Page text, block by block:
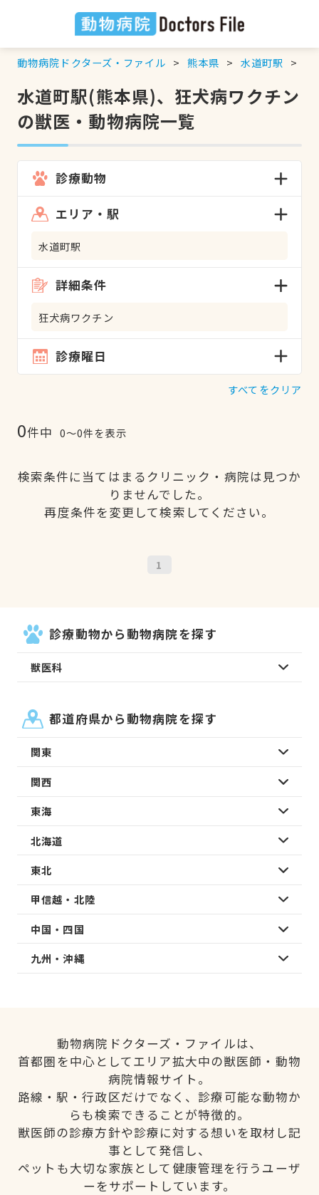
動物病院ドクターズ・ファイル 熊本県 水道町駅
水道町駅(熊本県)、狂犬病ワクチン
の獣医・動物病院一覧
診療動物
エリア・駅
水道町駅
詳細条件
狂犬病ワクチン
診療曜日
すべてをクリア
0件中 0〜0件を表示
検索条件に当てはまるクリニック・病院は見つか
りませんでした。
再度条件を変更して検索してください。
1
診療動物から動物病院を探す
獣医科
都道府県から動物病院を探す
関東
関西
東海
北海道
東北
甲信越・北陸
中国・四国
九州・沖縄
動物病院ドクターズ・ファイルは、
首都圏を中心としてエリア拡大中の獣医師・動物
病院情報サイト。
路線・駅・行政区だけでなく、診療可能な動物か
らも検索できることが特徴的。
獣医師の診療方針や診療に対する想いを取材し記
事として発信し、
ペットも大切な家族として健康管理を行うユーザ
ーをサポートしています。